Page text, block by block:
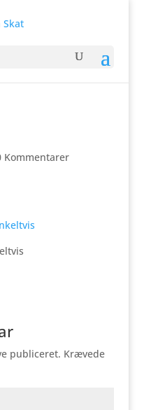
Kommentarer
publiceret. Krævede